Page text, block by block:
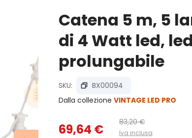
Catena 5 m, 5
di 4 Watt led,
prolungabile
SKU:
BX00094
Dalla collezione VINTAGE LED PRO
69,64 € 83,20 €
Iva inclusa